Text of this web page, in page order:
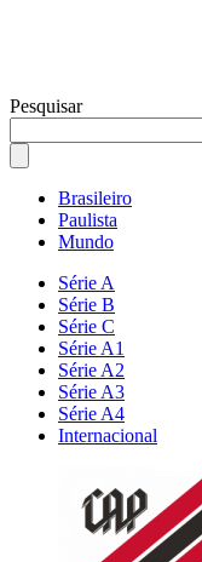
Pesquisar
Brasileiro
Paulista
Mundo
Série A
Série B
Série C
Série A1
Série A2
Série A3
Série A4
Internacional